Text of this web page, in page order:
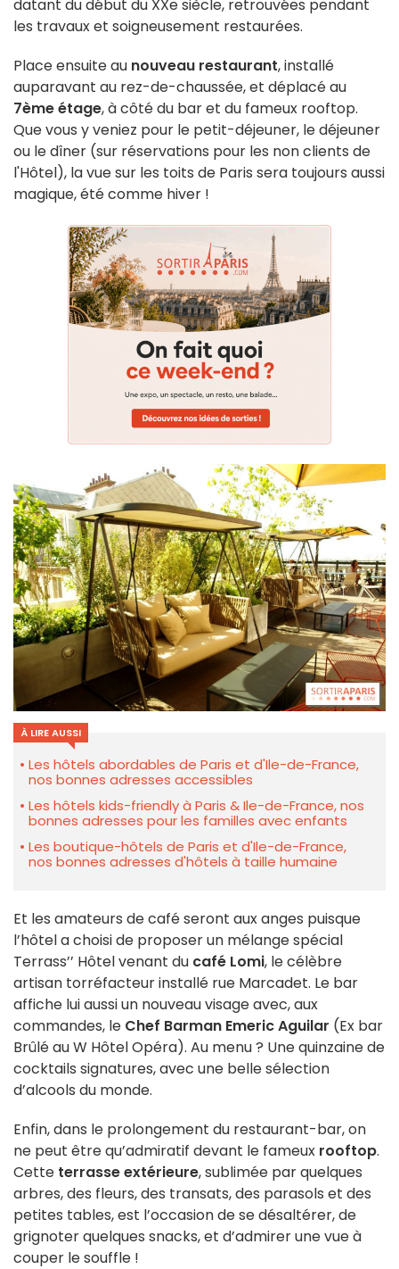
datant du début du XXe siècle, retrouvées pendant
les travaux et soigneusement restaurées.
Place ensuite au nouveau restaurant, installé
auparavant au rez-de-chaussée, et déplacé au
7ème étage, à côté du bar et du fameux rooftop.
Que vous y veniez pour le petit-déjeuner, le déjeuner
ou le dîner (sur réservations pour les non clients de
l'Hôtel), la vue sur les toits de Paris sera toujours aussi
magique, été comme hiver !
À LIRE AUSSI
Les hôtels abordables de Paris et d'Ile-de-France,
nos bonnes adresses accessibles
Les hôtels kids-friendly à Paris & Ile-de-France, nos
bonnes adresses pour les familles avec enfants
Les boutique-hôtels de Paris et d'Ile-de-France,
nos bonnes adresses d'hôtels à taille humaine
Et les amateurs de café seront aux anges puisque
l’hôtel a choisi de proposer un mélange spécial
Terrass’’ Hôtel venant du café Lomi, le célèbre
artisan torréfacteur installé rue Marcadet. Le bar
affiche lui aussi un nouveau visage avec, aux
commandes, le Chef Barman Emeric Aguilar (Ex bar
Brûlé au W Hôtel Opéra). Au menu ? Une quinzaine de
cocktails signatures, avec une belle sélection
d’alcools du monde.
Enfin, dans le prolongement du restaurant-bar, on
ne peut être qu’admiratif devant le fameux rooftop.
Cette terrasse extérieure, sublimée par quelques
arbres, des fleurs, des transats, des parasols et des
petites tables, est l’occasion de se désaltérer, de
grignoter quelques snacks, et d’admirer une vue à
couper le souffle !